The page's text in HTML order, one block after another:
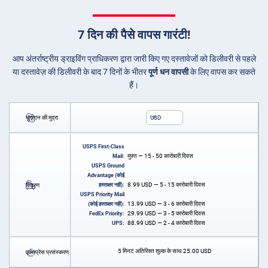
7 दिन की पैसे वापस गारंटी!
आप अंतर्राष्ट्रीय ड्राइविंग प्राधिकरण द्वारा जारी किए गए दस्तावेजों को डिलीवरी से पहले
या दस्तावेज़ की डिलीवरी के बाद 7 दिनों के भीतरपूर्ण धन वापसीके लिए वापस कर सकते
हैं।
भुगतान की मुद्रा USD
वितरण
USPS First-Class
Mail:
मुफ़्त — 15 - 50 कारोबारी दिवस
USPS Ground
Advantage (कोई
हस्ताक्षर नहीं):
8.99 USD — 5 - 15 कारोबारी दिवस
USPS Priority Mail
(कोई हस्ताक्षर नहीं):
13.99 USD — 3 - 6 कारोबारी दिवस
FedEx Priority: 29.99 USD — 3 - 5 कारोबारी दिवस
UPS: 88.99 USD — 2 - 4 कारोबारी दिवस
एक्सप्रेस प्रसंस्करण 5 मिनट अतिरिक्त शुल्क के साथ25.00 USD